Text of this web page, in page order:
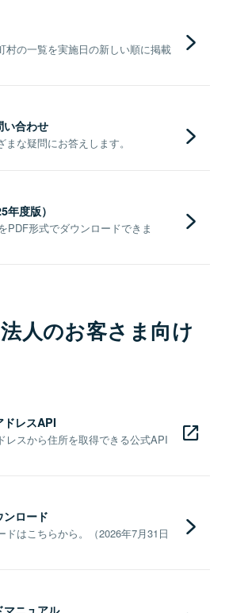
村の一覧を実施日の新しい順に掲載
い合わせ
な疑問にお答えします。
度版）
PDF形式でダウンロードできま
人のお客さま向け
ドレスAPI
レスから住所を取得できる公式API
ロード
ドはこちらから。（2026年7月31日